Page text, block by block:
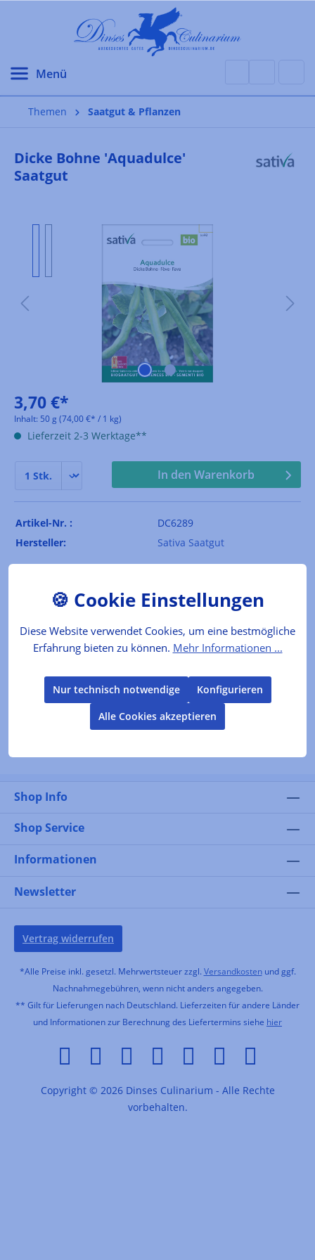
Themen Saatgut & Pflanzen
Dicke Bohne 'Aquadulce'
Saatgut
3,70 €*
Inhalt: 50 g (74,00 €* / 1 kg)
Lieferzeit 2-3 Werktage**
In den Warenkorb
Artikel-Nr. :
DC6289
Hersteller:
Sativa Saatgut
Dicke Bohne mit großen, grünlichen Samen, die
sich mit der Reife rotbraun verfärben.
Mittelfrühe, starkwachsende Sorte mit l…Mehr
Produktkennzeichnung
Shop Info
Shop Service
Informationen
Newsletter
Vertrag widerrufen
*Alle Preise inkl. gesetzl. Mehrwertsteuer zzgl. Versandkostenund ggf.
Nachnahmegebühren, wenn nicht anders angegeben.
** Gilt für Lieferungen nach Deutschland. Lieferzeiten für andere Länder
und Informationen zur Berechnung des Liefertermins siehe hier
Copyright © 2026 Dinses Culinarium - Alle Rechte
vorbehalten.
Diese Website verwendet Cookies, um eine bestmögliche
Erfahrung bieten zu können. Mehr Informationen ...
Nur technisch notwendige
Konfigurieren
Alle Cookies akzeptieren